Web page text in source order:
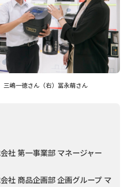
三嶋一徳さん（右）冨永萌さん
社 第一事業部 マネージャー
社 商品企画部 企画グループ マ